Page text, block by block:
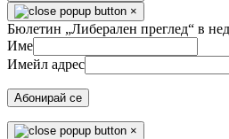
×
Бюлетин „Либерален преглед“ в
Име
Имейл адрес
Абонирай се
×